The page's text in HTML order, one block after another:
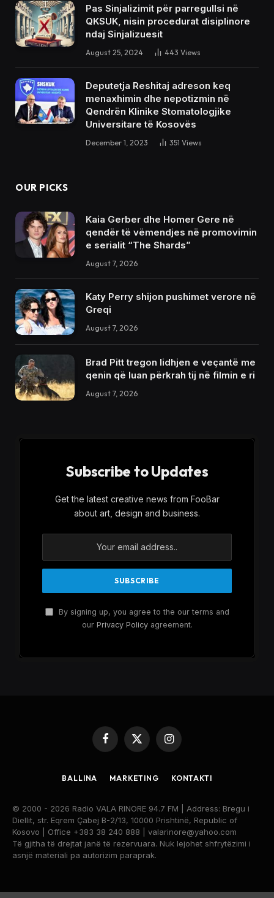
Pas Sinjalizimit për parregullsi në
QKSUK, nisin procedurat disiplinore
ndaj Sinjalizuesit
August 25, 2024 443 Views
Deputetja Reshitaj adreson keq
menaxhimin dhe nepotizmin në
Qendrën Klinike Stomatologjike
Universitare të Kosovës
December 1, 2023 351 Views
OUR PICKS
Kaia Gerber dhe Homer Gere në
qendër të vëmendjes në promovimin
e serialit “The Shards”
August 7, 2026
Katy Perry shijon pushimet verore në
Greqi
August 7, 2026
Brad Pitt tregon lidhjen e veçantë me
qenin që luan përkrah tij në filmin e ri
August 7, 2026
Subscribe to Updates
Get the latest creative news from FooBar
about art, design and business.
By signing up, you agree to the our terms and
our Privacy Policyagreement.
Facebook
X
(Twitter)
Instagram
BALLINA MARKETING KONTAKTI
© 2000 - 2026 Radio VALA RINORE 94.7 FM | Address: Bregu i
Diellit, str. Eqrem Çabej B-2/13, 10000 Prishtinë, Republic of
Kosovo | Office +383 38 240 888 | valarinore@yahoo.com
Të gjitha të drejtat janë të rezervuara. Nuk lejohet shfrytëzimi i
asnjë materiali pa autorizim paraprak.